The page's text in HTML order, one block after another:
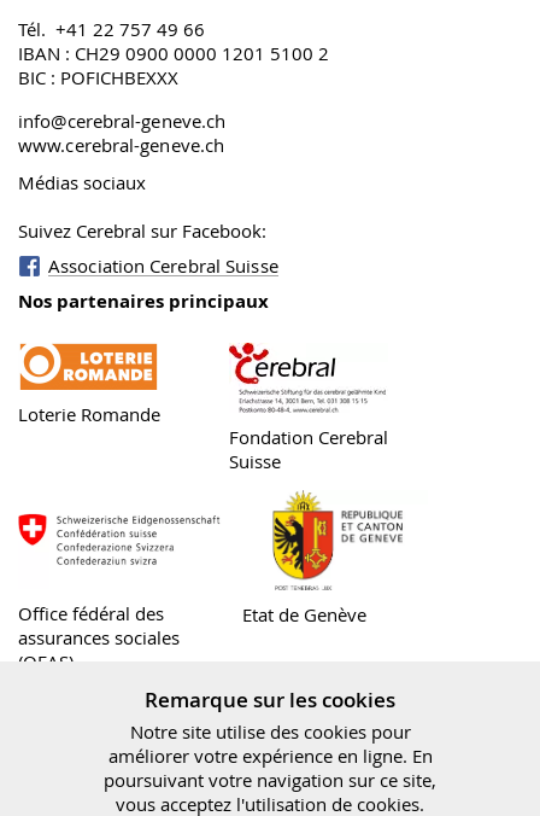
Tél. +41 22 757 49 66
IBAN : CH29 0900 0000 1201 5100 2
BIC : POFICHBEXXX
info@cerebral-geneve.ch
www.cerebral-geneve.ch
Médias sociaux
Suivez Cerebral sur Facebook:
Association Cerebral Suisse
Nos partenaires principaux
Loterie Romande
Fondation Cerebral
Suisse
Office fédéral des
assurances sociales
(OFAS)
Etat de Genève
Fondation Denk an Mich
Remarque sur les cookies
Notre site utilise des cookies pour
améliorer votre expérience en ligne. En
poursuivant votre navigation sur ce site,
vous acceptez l'utilisation de cookies.